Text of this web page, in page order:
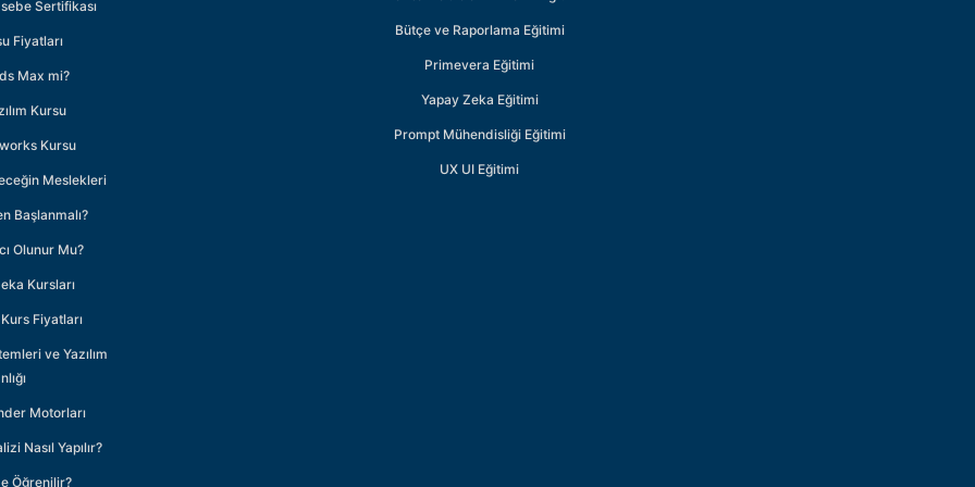
Sertifikası
Fiyatları
Max mi?
Kursu
Kursu
Meslekleri
Başlanmalı?
Olunur Mu?
Kursları
Fiyatları
ve Yazılım
Motorları
Nasıl Yapılır?
Öğrenilir?
Bütçe ve Raporlama Eğitimi
Primevera Eğitimi
Yapay Zeka Eğitimi
Prompt Mühendisliği Eğitimi
UX UI Eğitimi